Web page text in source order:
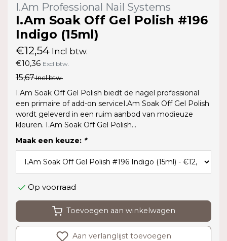
I.Am Professional Nail Systems
I.Am Soak Off Gel Polish #196
Indigo (15ml)
€12,54 Incl btw.
€10,36 Excl btw.
15,67Incl btw.
I.Am Soak Off Gel Polish biedt de nagel professional
een primaire of add-on serviceI.Am Soak Off Gel Polish
wordt geleverd in een ruim aanbod van modieuze
kleuren. I.Am Soak Off Gel Polish...
Maak een keuze: *
Op voorraad
Toevoegen aan winkelwagen
Aan verlanglijst toevoegen